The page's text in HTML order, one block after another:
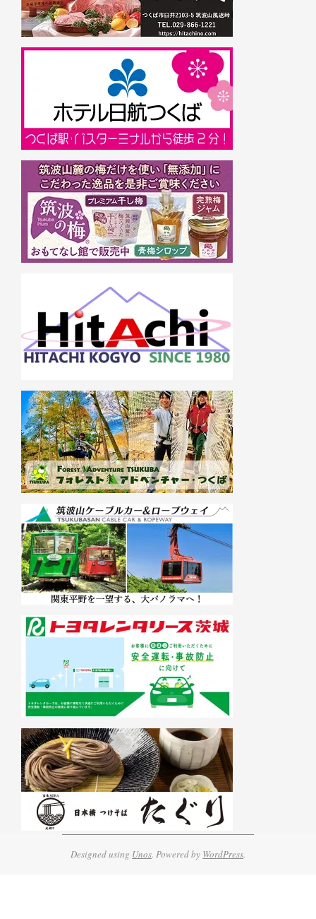
Designed using Unos. Powered by WordPress.